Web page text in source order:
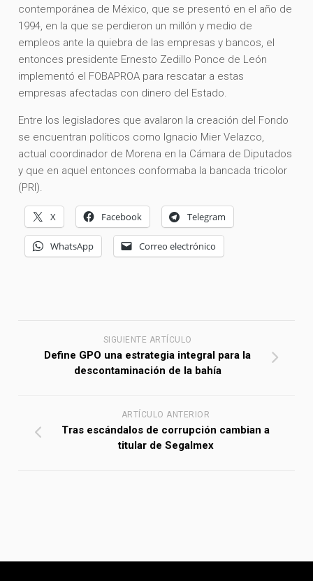
contemporánea de México, que se presentó en el año de
1994, en la que se perdieron un millón y medio de
empleos ante la quiebra de las empresas y bancos, el
entonces presidente Ernesto Zedillo Ponce de León
implementó el FOBAPROA para rescatar a estas
empresas afectadas con dinero del Estado.
Entre los legisladores que avalaron la creación del Fondo
se encuentran políticos como Ignacio Mier Velazco,
actual coordinador de Morena en la Cámara de Diputados
y que en aquel entonces conformaba la bancada tricolor
(PRI).
X Facebook Telegram
WhatsApp Correo electrónico
SIGUIENTE ARTÍCULO
Define GPO una estrategia integral para la
descontaminación de la bahía
ARTÍCULO ANTERIOR
Tras escándalos de corrupción cambian a
titular de Segalmex